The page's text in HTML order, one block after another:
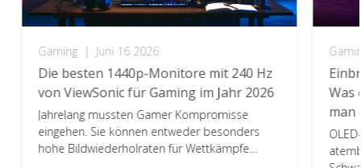
Gaming | Juni 16 2026
Die besten 1440p-Monitore mit 240 Hz
von ViewSonic für Gaming im Jahr 2026
Jahrelang mussten Gamer Kompromisse
eingehen. Sie können entweder besonders
hohe Bildwiederholraten für Wettkämpfe
Was
man